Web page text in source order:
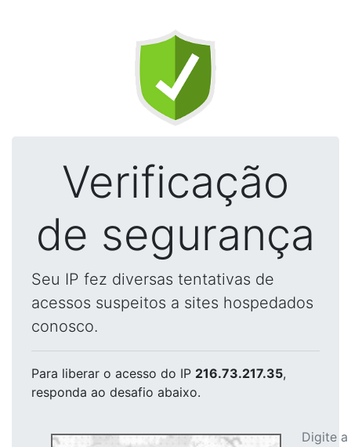
Verificação
de segurança
Seu IP fez diversas tentativas de
acessos suspeitos a sites hospedados
conosco.
Para liberar o acesso do IP 216.73.217.35,
responda ao desafio abaixo.
Digite